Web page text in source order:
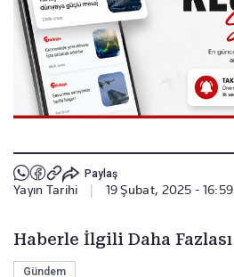
Paylaş
Yayın Tarihi 19 Şubat, 2025 - 16:59
Haberle İlgili Daha Fazlası
Gündem